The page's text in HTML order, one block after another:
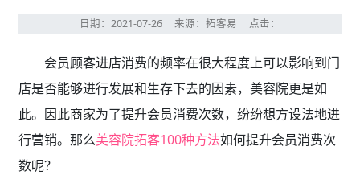
日期：2021-07-26 来源：拓客易 点击：
会员顾客进店消费的频率在很大程度上可以影响到门
店是否能够进行发展和生存下去的因素，美容院更是如
此。因此商家为了提升会员消费次数，纷纷想方设法地进
行营销。那么美容院拓客100种方法如何提升会员消费次
数呢？